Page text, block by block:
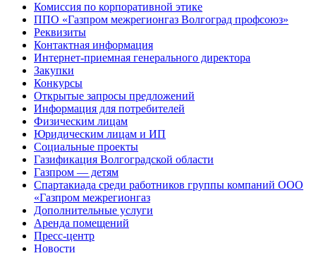
Комиссия по корпоративной этике
ППО «Газпром межрегионгаз Волгоград профсоюз»
Реквизиты
Контактная информация
Интернет-приемная генерального директора
Закупки
Конкурсы
Открытые запросы предложений
Информация для потребителей
Физическим лицам
Юридическим лицам и ИП
Социальные проекты
Газификация Волгоградской области
Газпром — детям
Спартакиада среди работников группы компаний ООО
«Газпром межрегионгаз
Дополнительные услуги
Аренда помещений
Пресс-центр
Новости